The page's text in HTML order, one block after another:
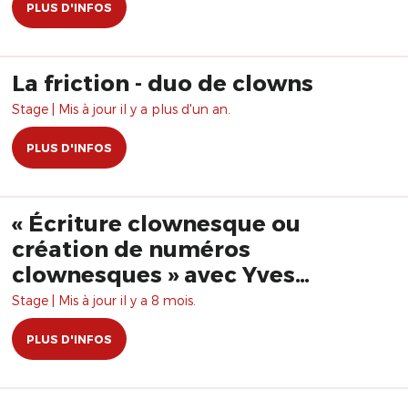
PLUS D'INFOS
La friction - duo de clowns
Stage | Mis à jour il y a plus d'un an.
PLUS D'INFOS
« Écriture clownesque ou
création de numéros
clownesques » avec Yves
Dagenais
Stage | Mis à jour il y a 8 mois.
PLUS D'INFOS